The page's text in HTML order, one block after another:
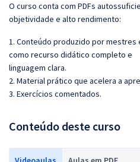
O curso conta com PDFs
objetividade e alto rendimento:
1. Conteúdo produzido por mestres
como recurso didático completo e
linguagem clara.
2. Material prático que acelera a
3. Exercícios comentados.
Conteúdo deste curso